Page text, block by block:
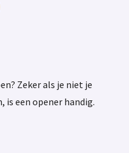
Zeker als je niet je
is een opener handig.